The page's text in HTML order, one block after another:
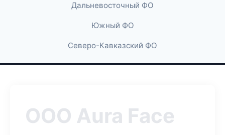
Дальневосточный ФО
Южный ФО
Северо-Кавказский ФО
ООО Aura Face